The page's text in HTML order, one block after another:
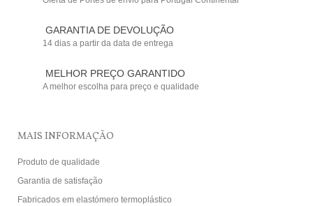
GARANTIA DE DEVOLUÇÃO
14 dias a partir da data de entrega
MELHOR PREÇO GARANTIDO
A melhor escolha para preço e qualidade
MAIS INFORMAÇÃO
Produto de qualidade
Garantia de satisfação
Fabricados em elastómero termoplástico